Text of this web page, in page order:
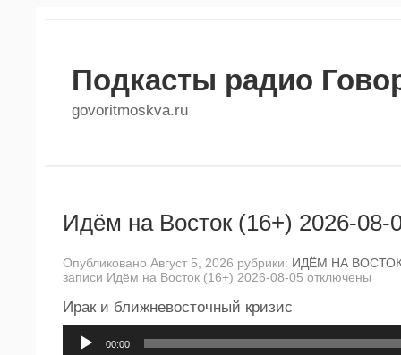
Подкасты радио
govoritmoskva.ru
Идём на Восток (16+) 2026-08-
Опубликовано Август 5, 2026 рубрики: ИДЁМ НА
записи Идём на Восток (16+) 2026-08-05 отключены
Ирак и ближневосточный кризис
00:00